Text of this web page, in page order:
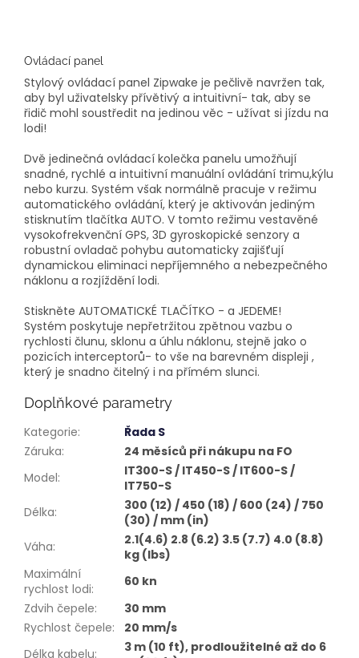
Ovládací panel
Stylový ovládací panel Zipwake je pečlivě navržen tak,
aby byl uživatelsky přívětivý a intuitivní- tak, aby se
řidič mohl soustředit na jedinou věc - užívat si jízdu na
lodi!
Dvě jedinečná ovládací kolečka panelu umožňují
snadné, rychlé a intuitivní manuální ovládání trimu,kýlu
nebo kurzu. Systém však normálně pracuje v režimu
automatického ovládání, který je aktivován jediným
stisknutím tlačítka AUTO. V tomto režimu vestavěné
vysokofrekvenční GPS, 3D gyroskopické senzory a
robustní ovladač pohybu automaticky zajišťují
dynamickou eliminaci nepříjemného a nebezpečného
náklonu a rozjíždění lodi.
Stiskněte AUTOMATICKÉ TLAČÍTKO - a JEDEME!
Systém poskytuje nepřetržitou zpětnou vazbu o
rychlosti člunu, sklonu a úhlu náklonu, stejně jako o
pozicích interceptorů- to vše na barevném displeji ,
který je snadno čitelný i na přímém slunci.
Doplňkové parametry
Kategorie:
Řada S
Záruka:
24 měsíců při nákupu na FO
Model:
IT300-S / IT450-S / IT600-S /
IT750-S
Délka:
300 (12) / 450 (18) / 600 (24) / 750
(30) / mm (in)
Váha:
2.1(4.6) 2.8 (6.2) 3.5 (7.7) 4.0 (8.8)
kg (lbs)
Maximální
rychlost lodi:
60 kn
Zdvih čepele:
30 mm
Rychlost čepele:
20 mm/s
Délka kabelu:
3 m (10 ft), prodloužitelné až do 6